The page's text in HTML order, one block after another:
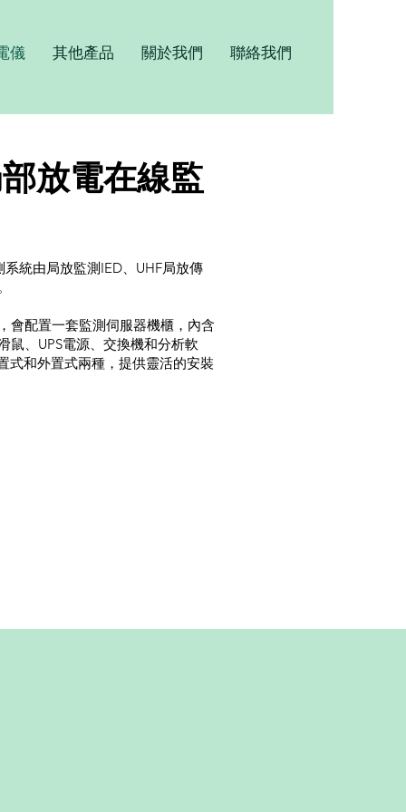
儀 其他產品 關於我們 聯絡我們
放電在線監
統由局放監測IED、UHF局放傳
會配置一套監測伺服器機櫃，內含
鼠、UPS電源、交換機和分析軟
式和外置式兩種，提供靈活的安裝